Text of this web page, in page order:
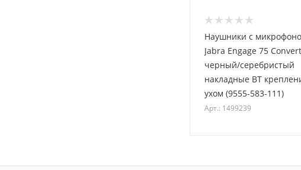
Наушники с
Jabra Engage 75
черный/серебристый
накладные BT
ухом (9555-583-111)
Арт.: 1499239